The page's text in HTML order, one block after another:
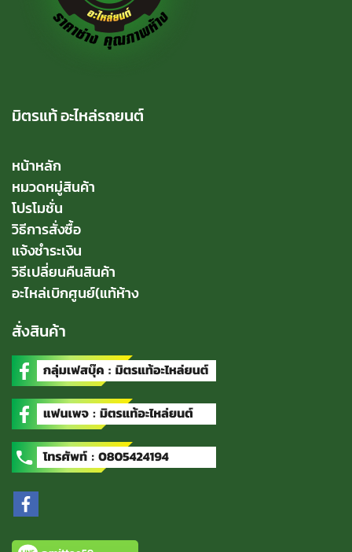
มิตรแท้ อะไหล่รถยนต์
หน้าหลัก
หมวดหมู่สินค้า
โปรโมชั่น
วิธีการสั่งซื้อ
แจ้งชำระเงิน
วิธีเปลี่ยนคืนสินค้า
อะไหล่เบิกศูนย์(แท้ห้าง
สั่งสินค้า